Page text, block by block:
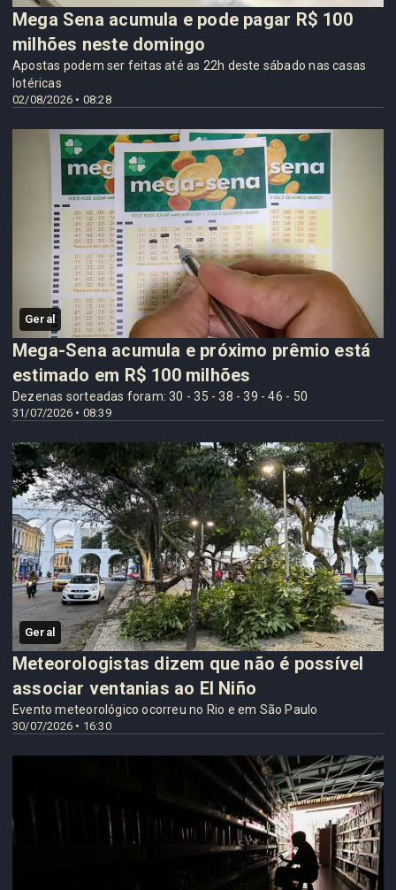
02/08/2026 • 08:28
Mega Sena acumula e pode pagar R$ 100
milhões neste domingo
Apostas podem ser feitas até as 22h deste sábado nas casas
lotéricas
Geral
31/07/2026 • 08:39
Mega-Sena acumula e próximo prêmio está
estimado em R$ 100 milhões
Dezenas sorteadas foram: 30 - 35 - 38 - 39 - 46 - 50
Geral
30/07/2026 • 16:30
Meteorologistas dizem que não é possível
associar ventanias ao El Niño
Evento meteorológico ocorreu no Rio e em São Paulo